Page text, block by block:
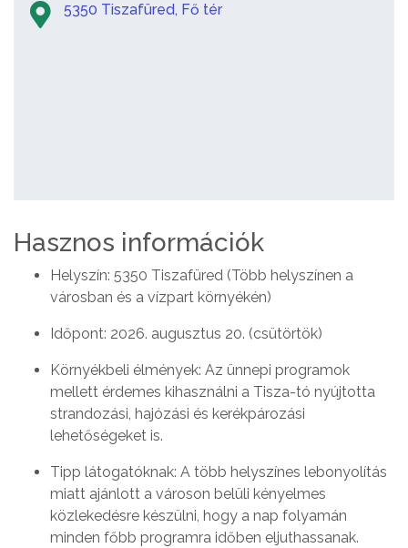
5350 Tiszafüred, Fő tér
Hasznos információk
Helyszín: 5350 Tiszafüred (Több helyszínen a
városban és a vízpart környékén)
Időpont: 2026. augusztus 20. (csütörtök)
Környékbeli élmények: Az ünnepi programok
mellett érdemes kihasználni a Tisza-tó nyújtotta
strandozási, hajózási és kerékpározási
lehetőségeket is.
Tipp látogatóknak: A több helyszínes lebonyolítás
miatt ajánlott a városon belüli kényelmes
közlekedésre készülni, hogy a nap folyamán
minden főbb programra időben eljuthassanak.